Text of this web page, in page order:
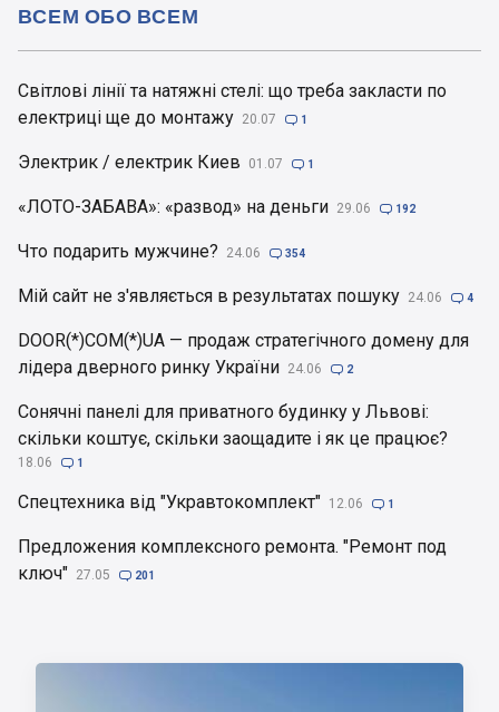
Світлові лінії та натяжні стелі: що треба закласти по
електриці ще до монтажу 20.07  1
Электрик / електрик Киев 01.07  1
«ЛОТО-ЗАБАВА»: «развод» на деньги 29.06  192
Что подарить мужчине? 24.06  354
Мій сайт не з'являється в результатах пошуку 24.06  4
DOOR(*)COM(*)UA — продаж стратегічного домену для
лідера дверного ринку України 24.06  2
Сонячні панелі для приватного будинку у Львові:
скільки коштує, скільки заощадите і як це працює?
18.06  1
Спецтехника від "Укравтокомплект" 12.06  1
Предложения комплексного ремонта. "Ремонт под
ключ" 27.05  201
ВСЕМ ОБО ВСЕМ